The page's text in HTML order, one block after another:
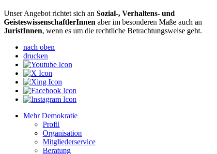
Unser Angebot richtet sich an Sozial-, Verhaltens- und
Geistes­wissenschaftler­Innen aber im besonderen Maße auch an
JuristInnen, wenn es um die rechtliche Betrachtungsweise geht.
nach oben
drucken
Mehr Demokratie
Profil
Organisation
Mitgliederservice
Beratung